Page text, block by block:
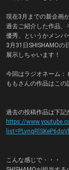
現在3月までの新企画
過去ご紹介した作品、
優秀、というかメンバ
3月31日SHISHAMOの
展示しちゃいます！
今回はラジオネーム：
ももさんの作品はこの
過去の投稿作品は下記
https://
こんな感じで・・・